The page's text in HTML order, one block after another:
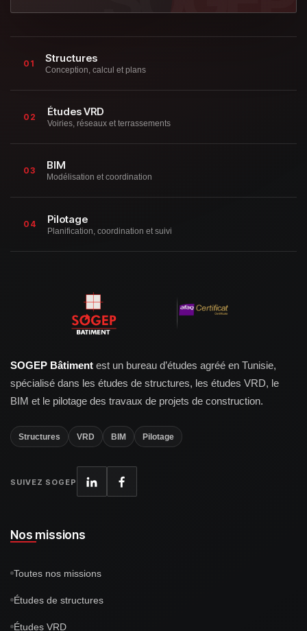
01 Structures
Conception, calcul et plans
02 Études VRD
Voiries, réseaux et terrassements
03 BIM
Modélisation et coordination
04 Pilotage
Planification, coordination et suivi
SOGEP Bâtiment est un bureau d’études agréé en Tunisie,
spécialisé dans les études de structures, les études VRD, le
BIM et le pilotage des travaux de projets de construction.
Structures VRD BIM Pilotage
SUIVEZ SOGEP
Nos missions
Toutes nos missions
Études de structures
Études VRD